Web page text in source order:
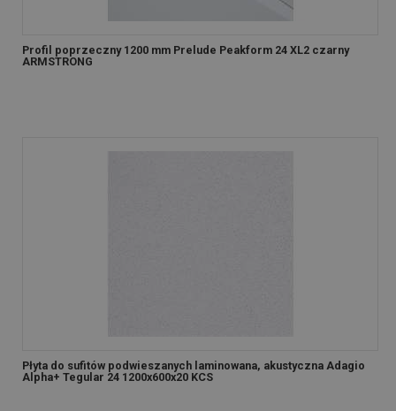
Profil poprzeczny 1200 mm Prelude Peakform 24 XL2 czarny
ARMSTRONG
Płyta do sufitów podwieszanych laminowana, akustyczna Adagio
Alpha+ Tegular 24 1200x600x20 KCS